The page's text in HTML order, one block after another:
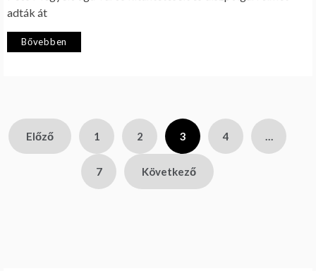
adták át
Bővebben
Előző 1 2 3 4
7 Következő